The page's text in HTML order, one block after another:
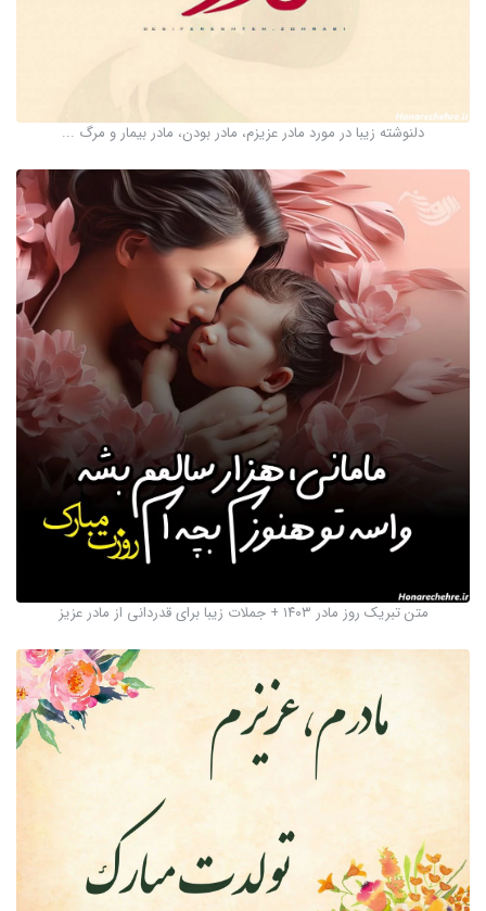
دلنوشته زیبا در مورد مادر عزیزم، مادر بودن، مادر بیمار و مرگ ...
متن تبریک روز مادر ۱۴۰۳ + جملات زیبا برای قدردانی از مادر عزیز